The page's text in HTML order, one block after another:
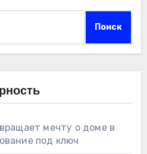
мечту о доме в
под ключ